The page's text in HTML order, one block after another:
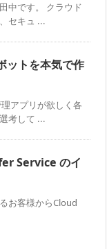
中です。 クラウド
セキュ ...
ットを本気で作
アプリが欲しく各
考して ...
Service のイ
お客様からCloud